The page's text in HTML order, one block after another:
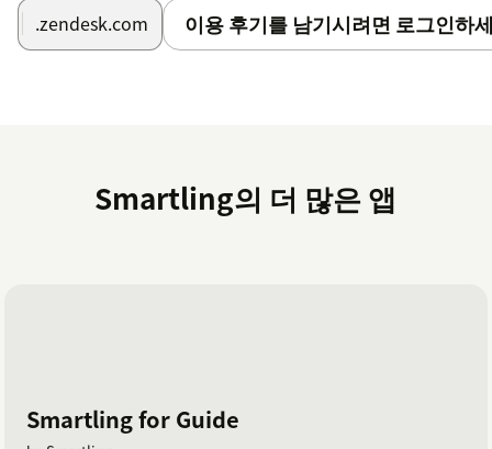
.zendesk.com 이용 후기를 남기시려면 로그인하
Smartling의 더 많은 앱
Smartling for Guide